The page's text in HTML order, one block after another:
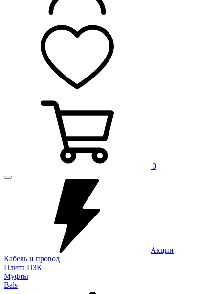
0
Акции
Кабель и провод
Плита ПЗК
Муфты
Bals